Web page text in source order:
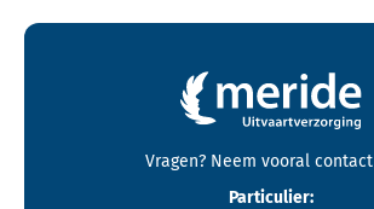
Contactgegevens en footer menu van Meride
Vragen? Neem vooral contact
Particulier: